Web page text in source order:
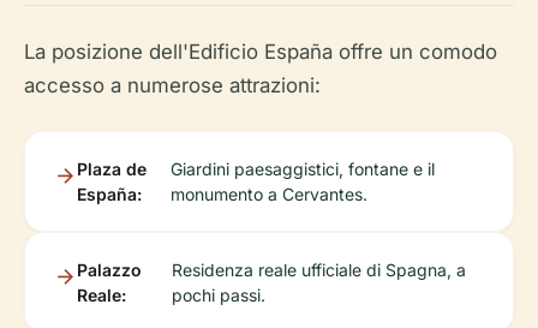
La posizione dell'Edificio España offre un comodo
accesso a numerose attrazioni:
Plaza de
España:
Giardini paesaggistici, fontane e il
monumento a Cervantes.
Palazzo
Reale:
Residenza reale ufficiale di Spagna, a
pochi passi.